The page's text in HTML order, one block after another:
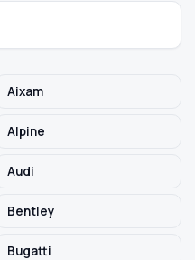
Aixam
Alpine
Audi
Bentley
Bugatti